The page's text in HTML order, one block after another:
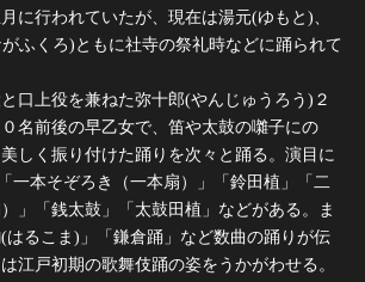
に行われていたが、現在は湯元(ゆもと)、
ふくろ)ともに社寺の祭礼時などに踊られて
口上役を兼ねた弥十郎(やんじゅうろう)２
名前後の早乙女で、笛や太鼓の囃子にの
しく振り付けた踊りを次々と踊る。演目に
一本そぞろき（一本扇）」「鈴田植」「二
」「銭太鼓」「太鼓田植」などがある。ま
はるこま)」「鎌倉踊」など数曲の踊りが伝
江戸初期の歌舞伎踊の姿をうかがわせる。